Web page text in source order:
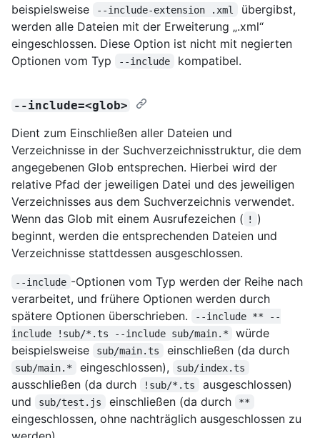
beispielsweise
--include-extension .xml
übergibst,
werden alle Dateien mit der Erweiterung „.xml“
eingeschlossen. Diese Option ist nicht mit negierten
Optionen vom Typ
--include kompatibel.
--include=<glob>
Dient zum Einschließen aller Dateien und
Verzeichnisse in der Suchverzeichnisstruktur, die dem
angegebenen Glob entsprechen. Hierbei wird der
relative Pfad der jeweiligen Datei und des jeweiligen
Verzeichnisses aus dem Suchverzeichnis verwendet.
Wenn das Glob mit einem Ausrufezeichen ( !
)
beginnt, werden die entsprechenden Dateien und
Verzeichnisse stattdessen ausgeschlossen.
--include -Optionen vom Typ werden der Reihe nach
verarbeitet, und frühere Optionen werden durch
spätere Optionen überschrieben.
--include ** --
include !sub/*.ts --include sub/main.*
würde
beispielsweise
sub/main.ts einschließen (da durch
sub/main.* eingeschlossen), sub/index.ts
ausschließen (da durch !sub/*.ts
ausgeschlossen)
und
sub/test.js einschließen (da durch **
eingeschlossen, ohne nachträglich ausgeschlossen zu